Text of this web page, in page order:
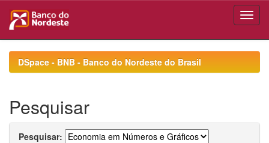
navigationDSpace - BNB - Banco do Nordeste do Brasil
Pesquisar
Pesquisar: